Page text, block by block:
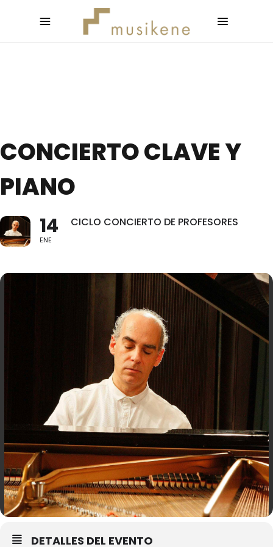
CONCIERTO CLAVE Y
PIANO
14
ENE
CICLO CONCIERTO DE PROFESORES
DETALLES DEL EVENTO